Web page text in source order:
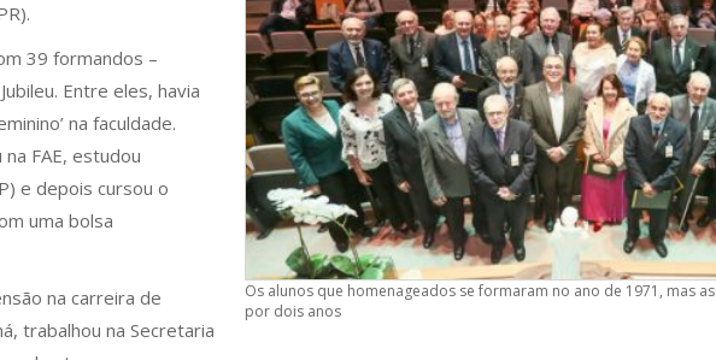
Os alunos que homenageados se formaram no ano de 1971, mas
por dois anos
39 formandos –
Entre eles, havia
na faculdade.
FAE, estudou
e depois cursou o
uma bolsa
na carreira de
trabalhou na Secretaria